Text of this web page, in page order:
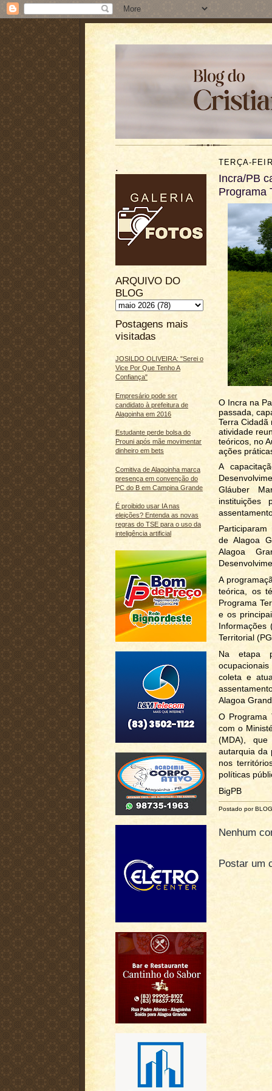
.
ARQUIVO DO
BLOG
Postagens mais
visitadas
JOSILDO OLIVEIRA: "Serei o
Vice Por Que Tenho A
Confiança"
Empresário pode ser
candidato à prefeitura de
Alagoinha em 2016
Estudante perde bolsa do
Prouni após mãe movimentar
dinheiro em bets
Comitiva de Alagoinha marca
presença em convenção do
PC do B em Campina Grande
É proibido usar IA nas
eleições? Entenda as novas
regras do TSE para o uso da
inteligência artificial
TERÇA-
Incra/PB
Programa
O Incra na
passada,
Terra Cidadã
atividade
teóricos, no
ações
A
Gláuber
instituições
de Alagoa
Alagoa
A
teórica, os
Programa
e os
Informações
Territorial
Na etapa
coleta e
Alagoa
O Programa
com o
(MDA),
autarquia da
nos
políticas
BigPB
Postado por
Nenhum
Postar um